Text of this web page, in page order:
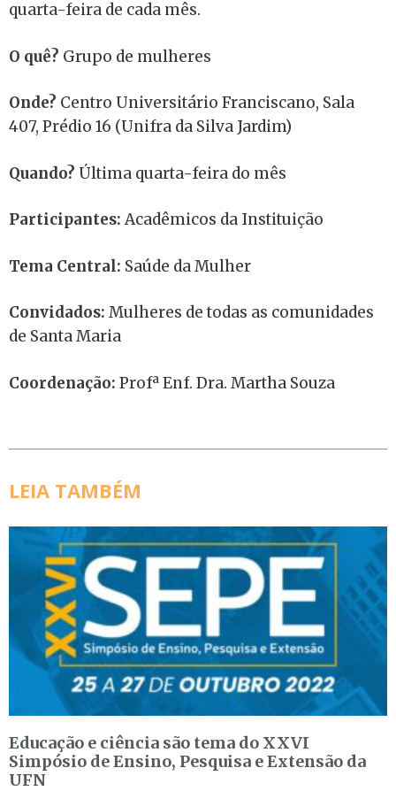
quarta-feira de cada mês.
O quê? Grupo de mulheres
Onde? Centro Universitário Franciscano, Sala
407, Prédio 16 (Unifra da Silva Jardim)
Quando? Última quarta-feira do mês
Participantes: Acadêmicos da Instituição
Tema Central: Saúde da Mulher
Convidados: Mulheres de todas as comunidades
de Santa Maria
Coordenação: Profª Enf. Dra. Martha Souza
LEIA TAMBÉM
Educação e ciência são tema do XXVI
Simpósio de Ensino, Pesquisa e Extensão da
UFN